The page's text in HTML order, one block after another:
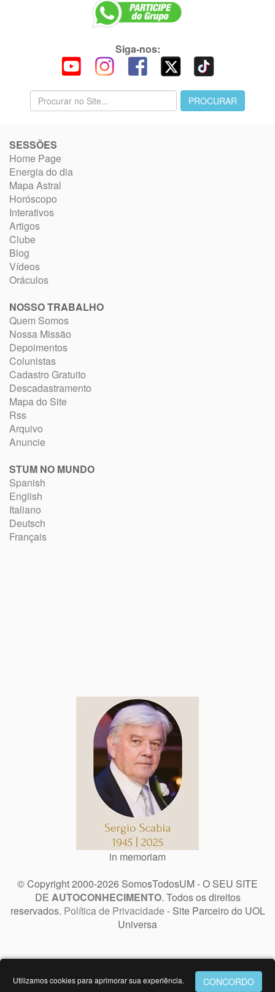
Siga-nos:
SESSÕES
Home Page
Energia do dia
Mapa Astral
Horóscopo
Interativos
Artigos
Clube
Blog
Vídeos
Oráculos
NOSSO TRABALHO
Quem Somos
Nossa Missão
Depoimentos
Colunistas
Cadastro Gratuito
Descadastramento
Mapa do Site
Rss
Arquivo
Anuncie
STUM NO MUNDO
Spanish
English
Italiano
Deutsch
Français
in memoriam
© Copyright 2000-2026 SomosTodosUM - O SEU SITE
DE AUTOCONHECIMENTO. Todos os direitos
reservados. Política de Privacidade - Site Parceiro do UOL
Universa
Utilizamos cookies para aprimorar sua experiência.